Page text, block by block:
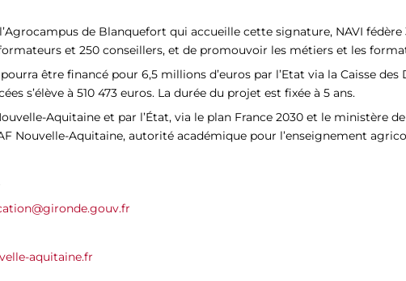
de Blanquefort qui accueille cette signature, NAVI
et 250 conseillers, et de promouvoir les métiers et les
être financé pour 6,5 millions d’euros par l’Etat via la Caisse
s’élève à 510 473 euros. La durée du projet est fixée à 5 ans.
Aquitaine et par l’État, via le plan France 2030 et le ministère
Nouvelle-Aquitaine, autorité académique pour l’enseignement
aquitaine.fr